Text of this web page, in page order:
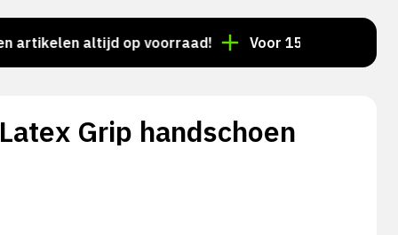
altijd op voorraad! Voor 15:00 besteld =
Grip handschoen